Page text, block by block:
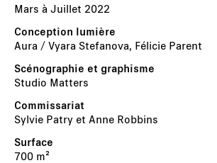
Mars à Juillet 2022
Aura / Vyara Stefanova, Félicie Parent
Studio Matters
Sylvie Patry et Anne Robbins
700 m²